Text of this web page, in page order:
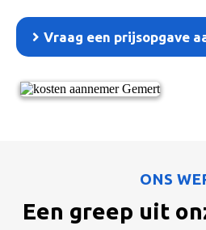
Vraag een prijsopgave
ONS
Een greep uit